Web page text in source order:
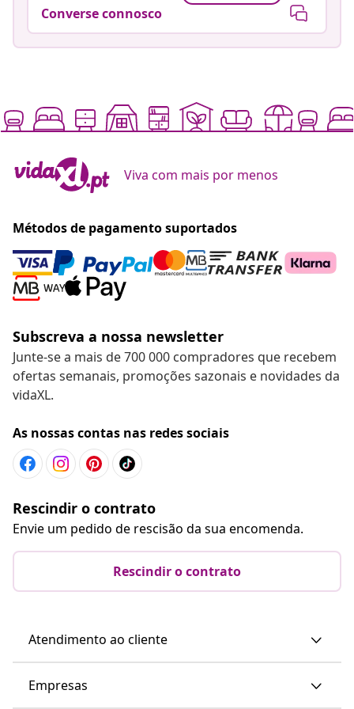
Converse connosco
Viva com mais por menos
Métodos de pagamento suportados
Subscreva a nossa newsletter
Junte-se a mais de 700 000 compradores que recebem
ofertas semanais, promoções sazonais e novidades da
vidaXL.
As nossas contas nas redes sociais
Rescindir o contrato
Envie um pedido de rescisão da sua encomenda.
Rescindir o contrato
Atendimento ao cliente
Empresas